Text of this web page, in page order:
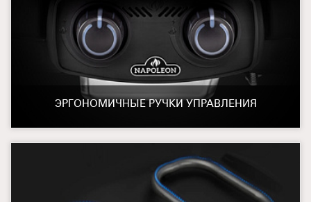
ЭРГОНОМИЧНЫЕ РУЧКИ УПРАВЛЕНИЯ